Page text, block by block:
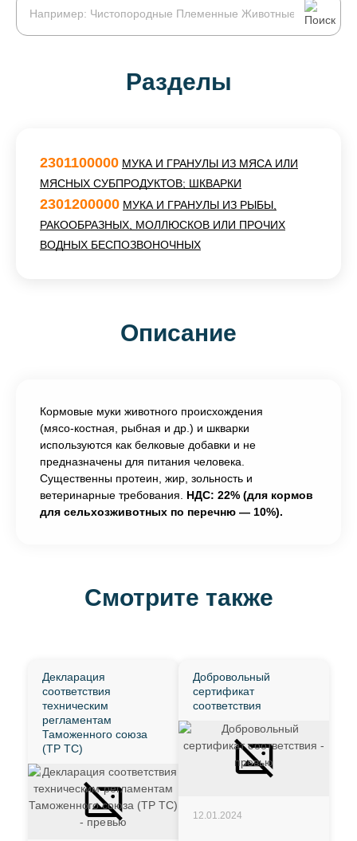
Разделы
2301100000 МУКА И ГРАНУЛЫ ИЗ МЯСА ИЛИ
МЯСНЫХ СУБПРОДУКТОВ; ШКВАРКИ
2301200000 МУКА И ГРАНУЛЫ ИЗ РЫБЫ,
РАКООБРАЗНЫХ, МОЛЛЮСКОВ ИЛИ ПРОЧИХ
ВОДНЫХ БЕСПОЗВОНОЧНЫХ
Описание
Кормовые муки животного происхождения
(мясо‑костная, рыбная и др.) и шкварки
используются как белковые добавки и не
предназначены для питания человека.
Существенны протеин, жир, зольность и
ветеринарные требования. НДС: 22% (для кормов
для сельхозживотных по перечню — 10%).
Смотрите также
Декларация
соответствия
техническим
регламентам
Таможенного союза
(ТР ТС)
Добровольный
сертификат
соответствия
12.01.2024